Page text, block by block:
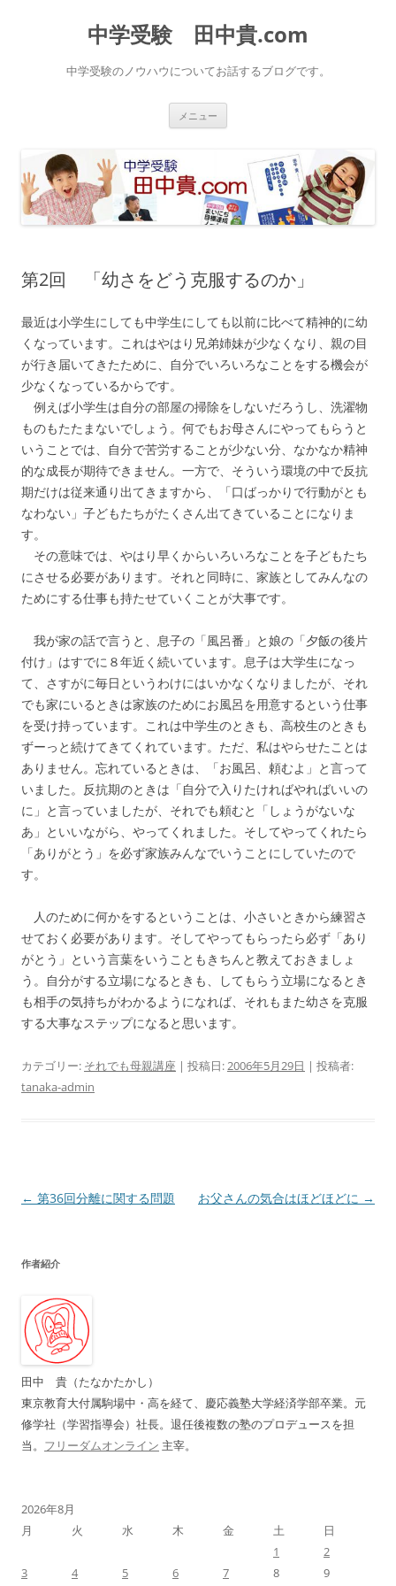
中学受験 田中貴.com
中学受験のノウハウについてお話するブログです。
メニュー
ス
キ
ッ
プ
第2回 「幼さをどう克服するのか」
最近は小学生にしても中学生にしても以前に比べて精神的に幼
くなっています。これはやはり兄弟姉妹が少なくなり、親の目
が行き届いてきたために、自分でいろいろなことをする機会が
少なくなっているからです。
例えば小学生は自分の部屋の掃除をしないだろうし、洗濯物
ものもたたまないでしょう。何でもお母さんにやってもらうと
いうことでは、自分で苦労することが少ない分、なかなか精神
的な成長が期待できません。一方で、そういう環境の中で反抗
期だけは従来通り出てきますから、「口ばっかりで行動がとも
なわない」子どもたちがたくさん出てきていることになりま
す。
その意味では、やはり早くからいろいろなことを子どもたち
にさせる必要があります。それと同時に、家族としてみんなの
ためにする仕事も持たせていくことが大事です。
我が家の話で言うと、息子の「風呂番」と娘の「夕飯の後片
付け」はすでに８年近く続いています。息子は大学生になっ
て、さすがに毎日というわけにはいかなくなりましたが、それ
でも家にいるときは家族のためにお風呂を用意するという仕事
を受け持っています。これは中学生のときも、高校生のときも
ずーっと続けてきてくれています。ただ、私はやらせたことは
ありません。忘れているときは、「お風呂、頼むよ」と言って
いました。反抗期のときは「自分で入りたければやればいいの
に」と言っていましたが、それでも頼むと「しょうがないな
あ」といいながら、やってくれました。そしてやってくれたら
「ありがとう」を必ず家族みんなでいうことにしていたので
す。
人のために何かをするということは、小さいときから練習さ
せておく必要があります。そしてやってもらったら必ず「あり
がとう」という言葉をいうこともきちんと教えておきましょ
う。自分がする立場になるときも、してもらう立場になるとき
も相手の気持ちがわかるようになれば、それもまた幼さを克服
する大事なステップになると思います。
カテゴリー: それでも母親講座 | 投稿日:2006年5月29日 | 投稿者:
tanaka-admin
投
ビ
ー
シ
ョ
ン
← 第36回分離に関する問題 お父さんの気合はほどほどに →
作者紹介
田中 貴（たなかたかし）
東京教育大付属駒場中・高を経て、慶応義塾大学経済学部卒業。元
修学社（学習指導会）社長。退任後複数の塾のプロデュースを担
当。 フリーダムオンライン 主宰。
2026年8月
月
火 水 木 金 土
日
1
2
3
4 5 6 7 8
9